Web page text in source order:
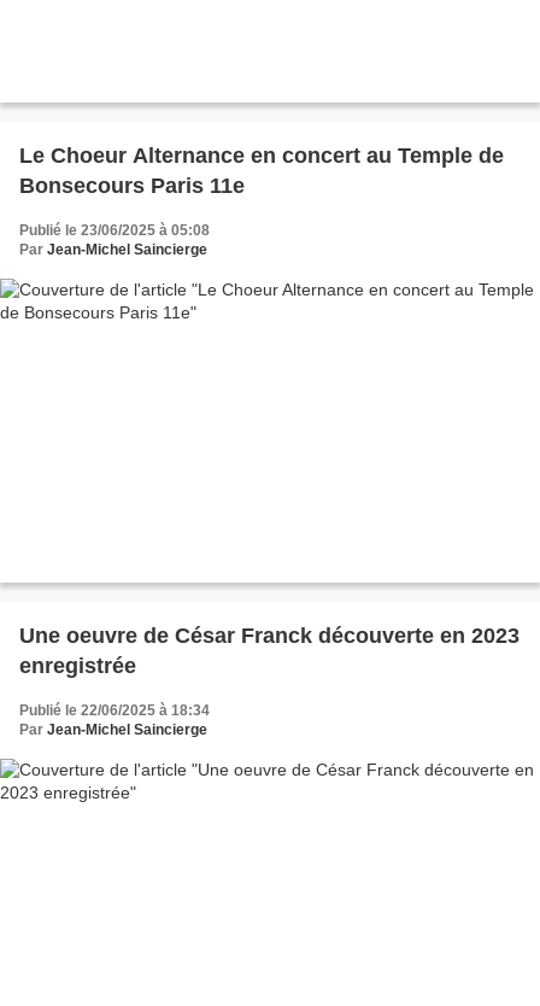
Le Choeur Alternance en concert au Temple de
Bonsecours Paris 11e
Publié le 23/06/2025 à 05:08
Par Jean-Michel Saincierge
Une oeuvre de César Franck découverte en 2023
enregistrée
Publié le 22/06/2025 à 18:34
Par Jean-Michel Saincierge